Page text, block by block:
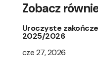
Zobacz
Uroczyste
2025/2026
cze 27, 2026